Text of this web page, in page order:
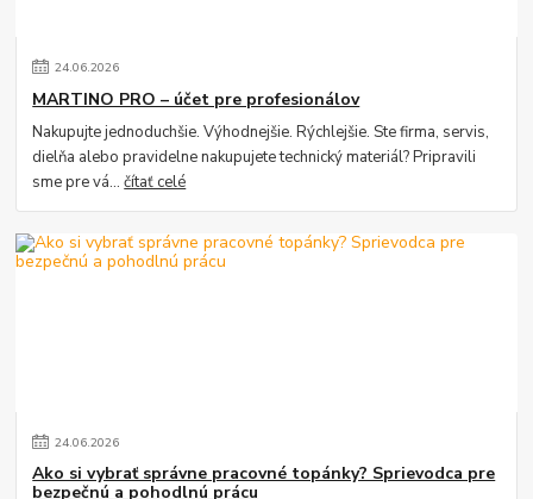
24.06.2026
MARTINO PRO – účet pre profesionálov
Nakupujte jednoduchšie. Výhodnejšie. Rýchlejšie. Ste firma, servis,
dielňa alebo pravidelne nakupujete technický materiál? Pripravili
sme pre vá...čítať celé
24.06.2026
Ako si vybrať správne pracovné topánky? Sprievodca pre
bezpečnú a pohodlnú prácu